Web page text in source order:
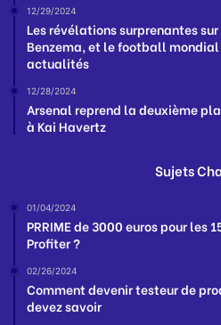
12/29/2024
Les révélations surprenantes
Benzema, et le football
actualités
12/28/2024
Arsenal reprend la deuxième
à Kai Havertz
Sujets
01/04/2024
PRRIME de 3000 euros pour les
Profiter ?
02/26/2024
Comment devenir testeur de
devez savoir